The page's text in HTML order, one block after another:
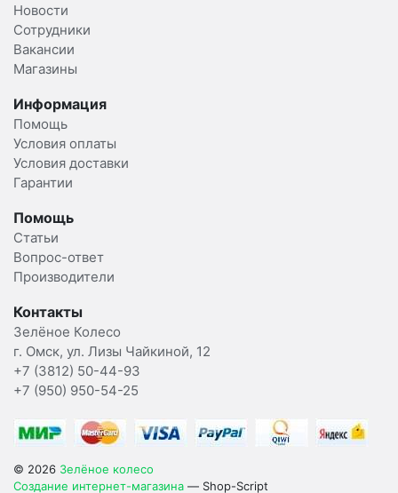
Новости
Сотрудники
Вакансии
Магазины
Информация
Помощь
Условия оплаты
Условия доставки
Гарантии
Помощь
Статьи
Вопрос-ответ
Производители
Контакты
Зелёное Колесо
г. Омск, ул. Лизы Чайкиной, 12
+7 (3812) 50-44-93
+7 (950) 950-54-25
© 2026 Зелёное колесо
Создание интернет-магазина — Shop-Script